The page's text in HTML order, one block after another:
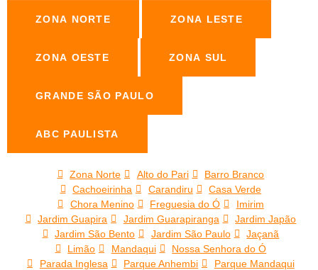
ZONA NORTE ZONA LESTE
ZONA OESTE ZONA SUL
GRANDE SÃO PAULO
ABC PAULISTA
Zona Norte Alto do Pari
Barro Branco
Cachoeirinha
Carandiru
Casa Verde
Chora Menino
Freguesia do Ó
Imirim
Jardim Guapira
Jardim Guarapiranga
Jardim Japão
Jardim São Bento
Jardim São Paulo
Jaçanã
Limão
Mandaqui
Nossa Senhora do Ó
Parada Inglesa
Parque Anhembi
Parque Mandaqui